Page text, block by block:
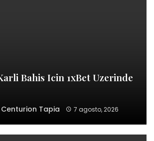
Bahis Icin 1xBet Uzerinde
Tapia 7 agosto, 2026